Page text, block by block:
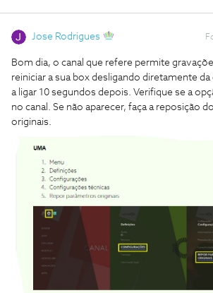
Jose Rodrigues
Bom dia, o canal que refere permite
reiniciar a sua box desligando diretamente
a ligar 10 segundos depois. Verifique se a
no canal. Se não aparecer, faça a reposição
originais.